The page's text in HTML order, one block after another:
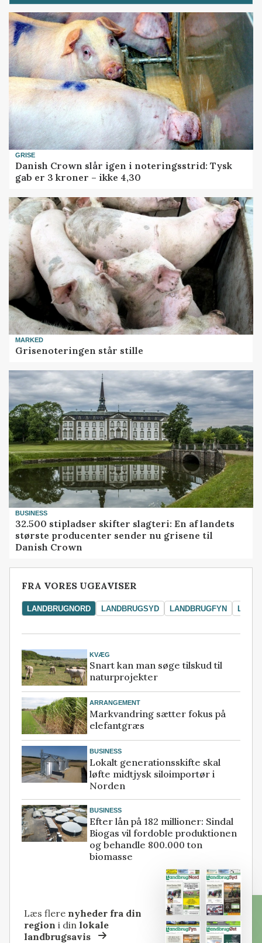
GRISE
Danish Crown slår igen i noteringsstrid: Tysk
gab er 3 kroner – ikke 4,30
MARKED
Grisenoteringen står stille
BUSINESS
32.500 stipladser skifter slagteri: En af landets
største producenter sender nu grisene til
Danish Crown
FRA VORES UGEAVISER
LANDBRUGNORD LANDBRUGSYD LANDBRUGFYN
KVÆG
Snart kan man søge tilskud til
naturprojekter
ARRANGEMENT
Markvandring sætter fokus på
elefantgræs
BUSINESS
Lokalt generationsskifte skal
løfte midtjysk siloimportør i
Norden
BUSINESS
Efter lån på 182 millioner: Sindal
Biogas vil fordoble produktionen
og behandle 800.000 ton
biomasse
Læs flere nyheder fra din
region i dinlokale
landbrugsavis